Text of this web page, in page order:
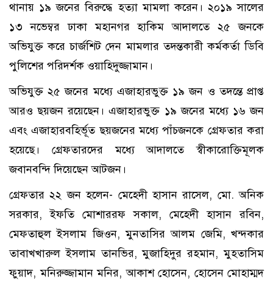
থানায় ১৯ জনের বিরুদ্ধে হত্যা মামলা করেন। ২০১৯ সালের
১৩ নভেম্বর ঢাকা মহানগর হাকিম আদালতে ২৫ জনকে
অভিযুক্ত করে চার্জশিট দেন মামলার তদন্তকারী কর্মকর্তা ডিবি
পুলিশের পরিদর্শক ওয়াহিদুজ্জামান।
অভিযুক্ত ২৫ জনের মধ্যে এজাহারভুক্ত ১৯ জন ও তদন্তে প্রাপ্ত
আরও ছয়জন রয়েছেন। এজাহারভুক্ত ১৯ জনের মধ্যে ১৬ জন
এবং এজাহারবহির্ভূত ছয়জনের মধ্যে পাঁচজনকে গ্রেফতার করা
হয়েছে। গ্রেফতারদের মধ্যে আদালতে স্বীকারোক্তিমূলক
জবানবন্দি দিয়েছেন আটজন।
গ্রেফতার ২২ জন হলেন- মেহেদী হাসান রাসেল, মো. অনিক
সরকার, ইফতি মোশাররফ সকাল, মেহেদী হাসান রবিন,
মেফতাহুল ইসলাম জিওন, মুনতাসির আলম জেমি, খন্দকার
তাবাখখারুল ইসলাম তানভির, মুজাহিদুর রহমান, মুহতাসিম
ফুয়াদ, মনিরুজ্জামান মনির, আকাশ হোসেন, হোসেন মোহাম্মদ